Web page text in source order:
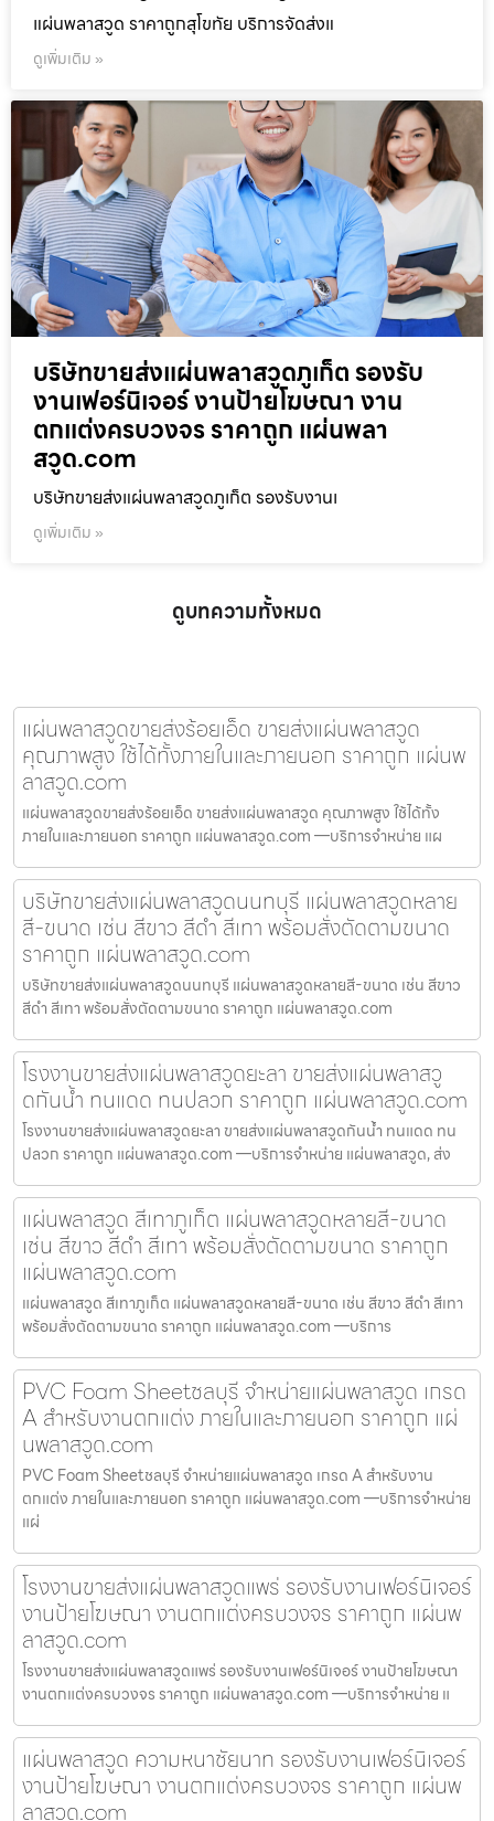
แผ่นพลาสวูด ราคาถูกสุโขทัย บริการจัดส่งแ
ดูเพิ่มเติม »
บริษัทขายส่งแผ่นพลาสวูดภูเก็ต รองรับ
งานเฟอร์นิเจอร์ งานป้ายโฆษณา งาน
ตกแต่งครบวงจร ราคาถูก แผ่นพลา
สวูด.com
บริษัทขายส่งแผ่นพลาสวูดภูเก็ต รองรับงานเ
ดูเพิ่มเติม »
ดูบทความทั้งหมด
แผ่นพลาสวูดขายส่งร้อยเอ็ด ขายส่งแผ่นพลาสวูด
คุณภาพสูง ใช้ได้ทั้งภายในและภายนอก ราคาถูก แผ่นพ
ลาสวูด.com
แผ่นพลาสวูดขายส่งร้อยเอ็ด ขายส่งแผ่นพลาสวูด คุณภาพสูง ใช้ได้ทั้ง
ภายในและภายนอก ราคาถูก แผ่นพลาสวูด.com —บริการจำหน่าย แผ
บริษัทขายส่งแผ่นพลาสวูดนนทบุรี แผ่นพลาสวูดหลาย
สี-ขนาด เช่น สีขาว สีดำ สีเทา พร้อมสั่งตัดตามขนาด
ราคาถูก แผ่นพลาสวูด.com
บริษัทขายส่งแผ่นพลาสวูดนนทบุรี แผ่นพลาสวูดหลายสี-ขนาด เช่น สีขาว
สีดำ สีเทา พร้อมสั่งตัดตามขนาด ราคาถูก แผ่นพลาสวูด.com
โรงงานขายส่งแผ่นพลาสวูดยะลา ขายส่งแผ่นพลาสวู
ดกันน้ำ ทนแดด ทนปลวก ราคาถูก แผ่นพลาสวูด.com
โรงงานขายส่งแผ่นพลาสวูดยะลา ขายส่งแผ่นพลาสวูดกันน้ำ ทนแดด ทน
ปลวก ราคาถูก แผ่นพลาสวูด.com —บริการจำหน่าย แผ่นพลาสวูด, ส่ง
แผ่นพลาสวูด สีเทาภูเก็ต แผ่นพลาสวูดหลายสี-ขนาด
เช่น สีขาว สีดำ สีเทา พร้อมสั่งตัดตามขนาด ราคาถูก
แผ่นพลาสวูด.com
แผ่นพลาสวูด สีเทาภูเก็ต แผ่นพลาสวูดหลายสี-ขนาด เช่น สีขาว สีดำ สีเทา
พร้อมสั่งตัดตามขนาด ราคาถูก แผ่นพลาสวูด.com —บริการ
PVC Foam Sheetชลบุรี จำหน่ายแผ่นพลาสวูด เกรด
A สำหรับงานตกแต่ง ภายในและภายนอก ราคาถูก แผ่
นพลาสวูด.com
PVC Foam Sheetชลบุรี จำหน่ายแผ่นพลาสวูด เกรด A สำหรับงาน
ตกแต่ง ภายในและภายนอก ราคาถูก แผ่นพลาสวูด.com —บริการจำหน่าย
แผ่
โรงงานขายส่งแผ่นพลาสวูดแพร่ รองรับงานเฟอร์นิเจอร์
งานป้ายโฆษณา งานตกแต่งครบวงจร ราคาถูก แผ่นพ
ลาสวูด.com
โรงงานขายส่งแผ่นพลาสวูดแพร่ รองรับงานเฟอร์นิเจอร์ งานป้ายโฆษณา
งานตกแต่งครบวงจร ราคาถูก แผ่นพลาสวูด.com —บริการจำหน่าย แ
แผ่นพลาสวูด ความหนาชัยนาท รองรับงานเฟอร์นิเจอร์
งานป้ายโฆษณา งานตกแต่งครบวงจร ราคาถูก แผ่นพ
ลาสวูด.com